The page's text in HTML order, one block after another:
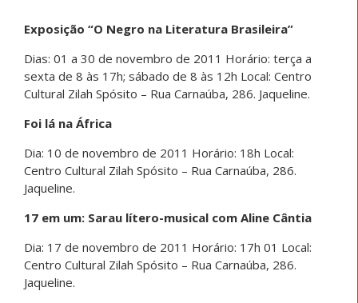
Exposição “O Negro na Literatura Brasileira”
Dias: 01 a 30 de novembro de 2011 Horário: terça a
sexta de 8 às 17h; sábado de 8 às 12h Local: Centro
Cultural Zilah Spósito – Rua Carnaúba, 286. Jaqueline.
Foi lá na África
Dia: 10 de novembro de 2011 Horário: 18h Local:
Centro Cultural Zilah Spósito – Rua Carnaúba, 286.
Jaqueline.
17 em um: Sarau lítero-musical com Aline Cântia
Dia: 17 de novembro de 2011 Horário: 17h 01 Local:
Centro Cultural Zilah Spósito – Rua Carnaúba, 286.
Jaqueline.